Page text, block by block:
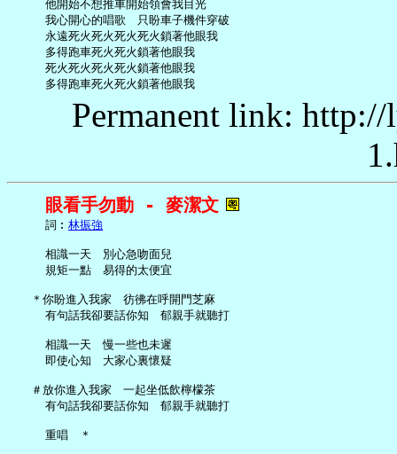
     他開始不想推車開始領會我目光
     我心開心的唱歌　只盼車子機件穿破
     永遠死火死火死火死火鎖著他眼我
     多得跑車死火死火鎖著他眼我
     死火死火死火死火鎖著他眼我
Permanent link:
眼看手勿動 - 麥潔文
     詞︰
林振強
     相識一天　別心急吻面兒
     規矩一點　易得的太便宜
   ＊你盼進入我家　彷彿在呼開門芝麻
     有句話我卻要話你知　郁親手就聽打
     相識一天　慢一些也未遲
     即使心知　大家心裏懷疑
   ＃放你進入我家　一起坐低飲檸檬茶
     有句話我卻要話你知　郁親手就聽打
     重唱　＊